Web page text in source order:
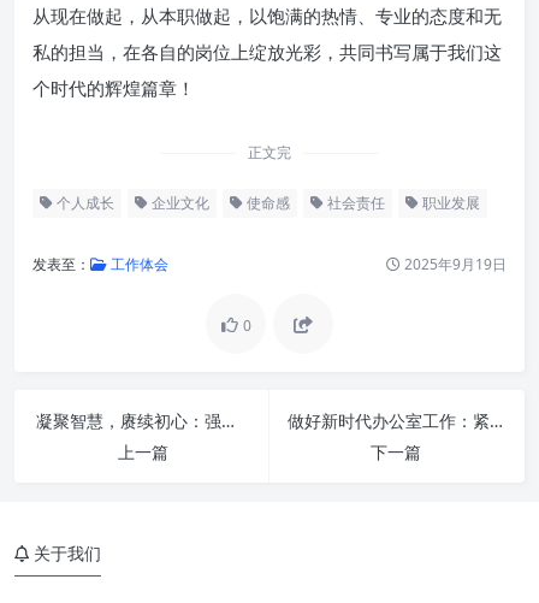
从现在做起，从本职做起，以饱满的热情、专业的态度和无
私的担当，在各自的岗位上绽放光彩，共同书写属于我们这
个时代的辉煌篇章！
正文完
个人成长 企业文化 使命感 社会责任 职业发展
发表至： 工作体会 2025年9月19日
0
凝聚智慧，赓续初心：强化“四个精准服务”，用心用情做好新时代老干部工作
上一篇
做好新时代办公室工作：紧紧扭住“三根针”，构建高效协作新范式
下一篇
本职岗位的深层解读：不仅仅是
关于我们